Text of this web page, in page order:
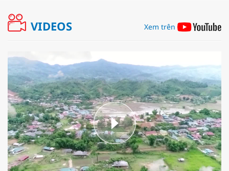
VIDEOS Xem trên